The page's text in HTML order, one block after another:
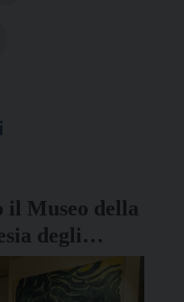
il Museo della
degli